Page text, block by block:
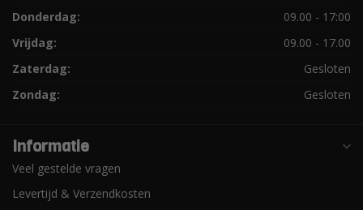
Donderdag:
09.00 - 17:00
Vrijdag:
09.00 - 17.00
Zaterdag:
Gesloten
Zondag:
Gesloten
Informatie
Veel gestelde vragen
Levertijd & Verzendkosten